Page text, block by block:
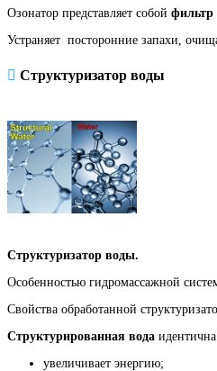
Озонатор представляет собой фильтр
Устраняет посторонние запахи,
Структуризатор воды
Структуризатор воды.
Особенностью гидромассажной
Свойства обработанной
Структурированная вода
увеличивает энергию;